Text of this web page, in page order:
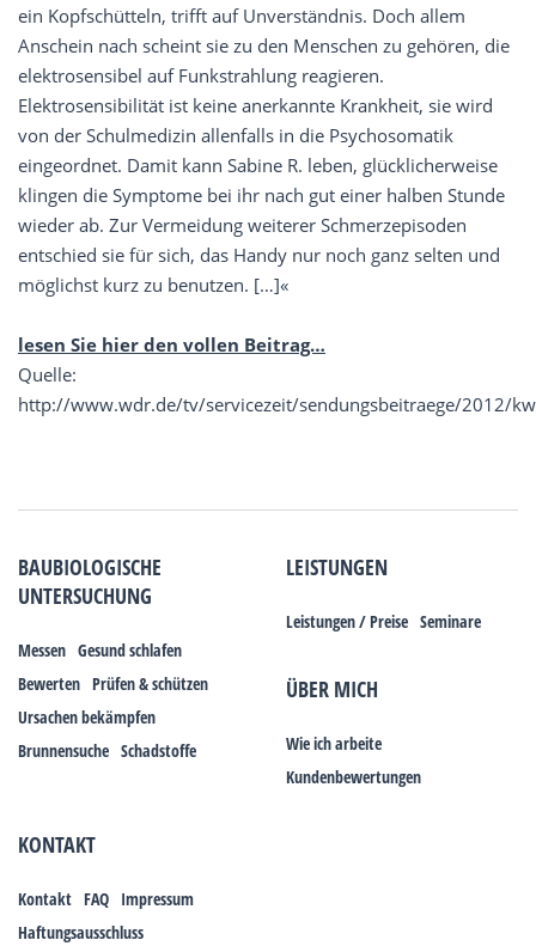
ein Kopfschütteln, trifft auf Unverständnis. Doch allem
Anschein nach scheint sie zu den Menschen zu gehören, die
elektrosensibel auf Funkstrahlung reagieren.
Elektrosensibilität ist keine anerkannte Krankheit, sie wird
von der Schulmedizin allenfalls in die Psychosomatik
eingeordnet. Damit kann Sabine R. leben, glücklicherweise
klingen die Symptome bei ihr nach gut einer halben Stunde
wieder ab. Zur Vermeidung weiterer Schmerzepisoden
entschied sie für sich, das Handy nur noch ganz selten und
möglichst kurz zu benutzen. […]«
lesen Sie hier den vollen Beitrag…
Quelle:
http://www.wdr.de/tv/servicezeit/sendungsbeitraege/2012/
BAUBIOLOGISCHE
UNTERSUCHUNG
Messen Gesund schlafen
Bewerten Prüfen & schützen
Ursachen bekämpfen
Brunnensuche Schadstoffe
LEISTUNGEN
Leistungen / Preise Seminare
ÜBER MICH
Wie ich arbeite
Kundenbewertungen
KONTAKT
Kontakt FAQ Impressum
Haftungsausschluss